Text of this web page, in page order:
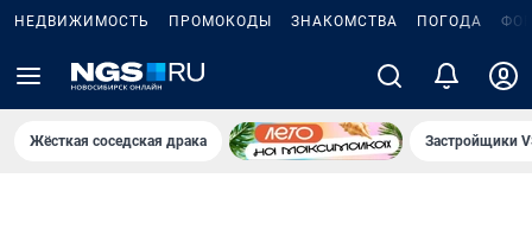
НЕДВИЖИМОСТЬ ПРОМОКОДЫ ЗНАКОМСТВА ПОГОДА
Жёсткая соседская драка Застройщики